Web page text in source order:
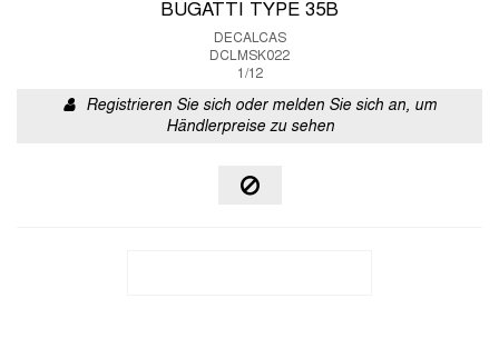
BUGATTI TYPE 35B
DECALCAS
DCLMSK022
1/12
Registrieren Sie sich oder melden Sie sich an, um
Händlerpreise zu sehen